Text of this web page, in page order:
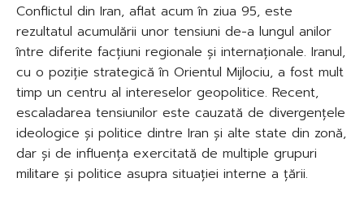
Conflictul din Iran, aflat acum în ziua 95, este
rezultatul acumulării unor tensiuni de-a lungul anilor
între diferite facțiuni regionale și internaționale. Iranul,
cu o poziție strategică în Orientul Mijlociu, a fost mult
timp un centru al intereselor geopolitice. Recent,
escaladarea tensiunilor este cauzată de divergențele
ideologice și politice dintre Iran și alte state din zonă,
dar și de influența exercitată de multiple grupuri
militare și politice asupra situației interne a țării.